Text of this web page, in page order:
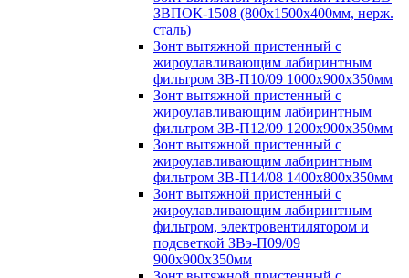
ЗВПОК-1508 (800х1500х400мм, нерж.
сталь)
Зонт вытяжной пристенный с
жироулавливающим лабиринтным
фильтром ЗВ-П10/09 1000х900х350мм
Зонт вытяжной пристенный с
жироулавливающим лабиринтным
фильтром ЗВ-П12/09 1200х900х350мм
Зонт вытяжной пристенный с
жироулавливающим лабиринтным
фильтром ЗВ-П14/08 1400х800х350мм
Зонт вытяжной пристенный с
жироулавливающим лабиринтным
фильтром, электровентилятором и
подсветкой ЗВэ-П09/09
900х900х350мм